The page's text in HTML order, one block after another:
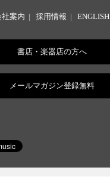
社案内 | 採用情報 | ENGLISH
書店・楽器店の方へ
メールマガジン登録無料